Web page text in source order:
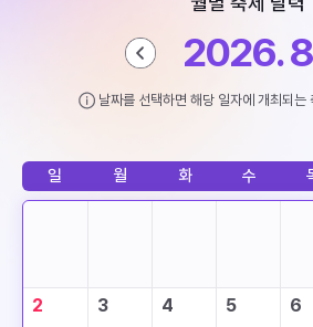
2026. 8
날짜를 선택하면 해당 일자에 개최되는
일 월 화 수
2 3 4 5 6